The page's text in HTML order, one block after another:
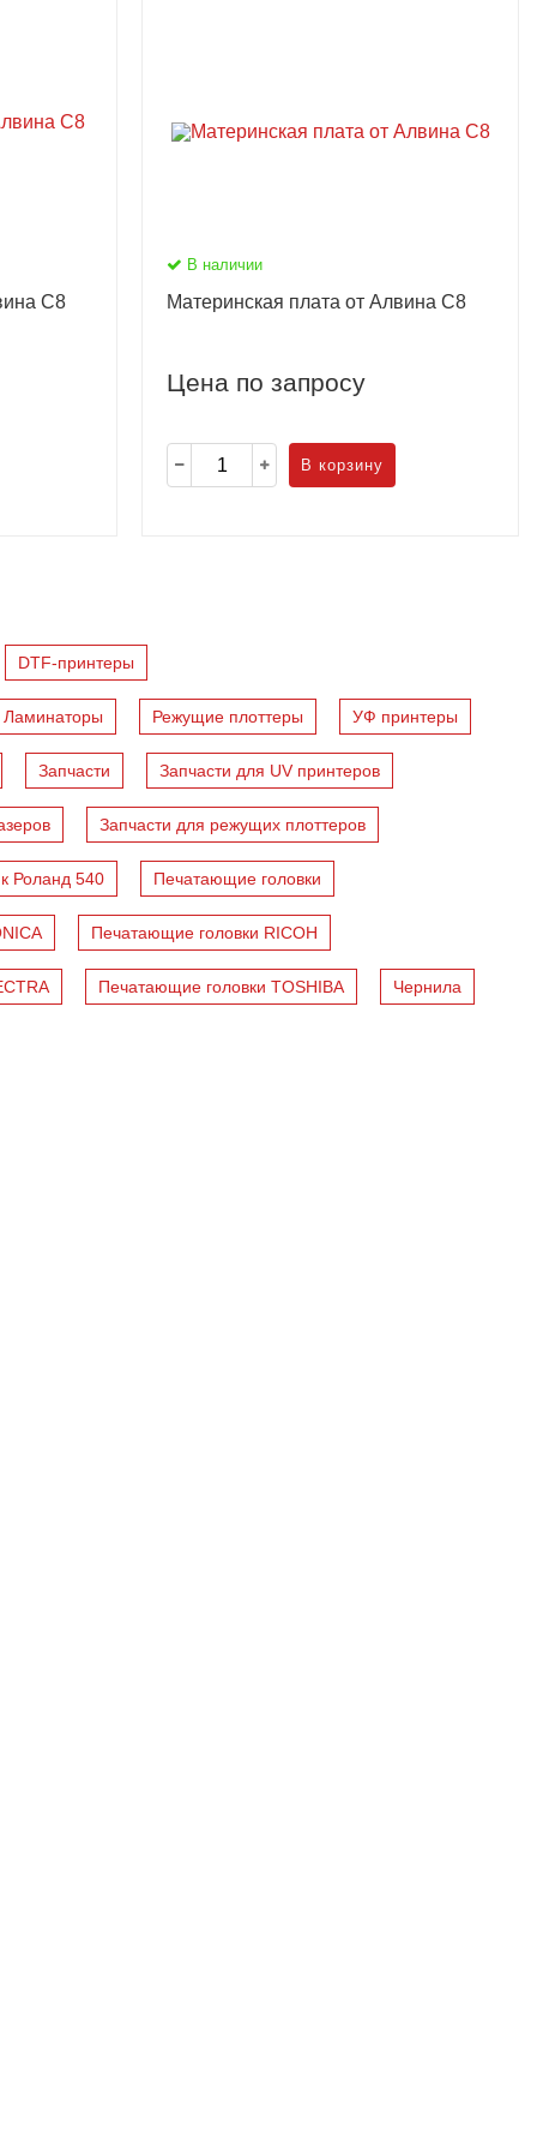
С8
В наличии
Материнская плата от Алвина С8
Цена по запросу
В корзину
DTF-принтеры
Ламинаторы Режущие плоттеры УФ принтеры
Запчасти Запчасти для UV принтеров
Запчасти для режущих плоттеров
Роланд 540 Печатающие головки
Печатающие головки RICOH
Печатающие головки TOSHIBA Чернила